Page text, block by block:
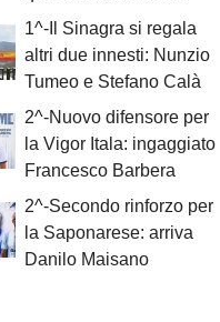
1^-Il Sinagra si regala
altri due innesti: Nunzio
Tumeo e Stefano Calà
2^-Nuovo difensore per
la Vigor Itala: ingaggiato
Francesco Barbera
2^-Secondo rinforzo per
la Saponarese: arriva
Danilo Maisano